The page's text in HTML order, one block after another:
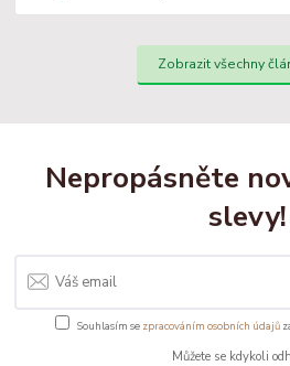
Zobrazit všechny
Nepropásněte
slevy!
Souhlasím se zpracováním osobních údajů
Můžete se kdykoli